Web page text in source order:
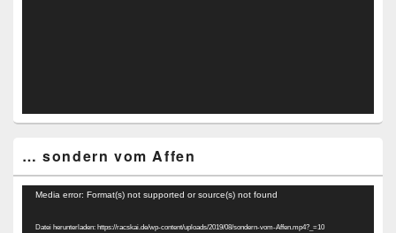
… sondern vom Affen
Video-
Media error: Format(s) not supported or source(s) not found
Datei herunterladen: https://racskai.de/wp-content/uploads/2019/08/sondern-vom-Affen.mp4?_=10